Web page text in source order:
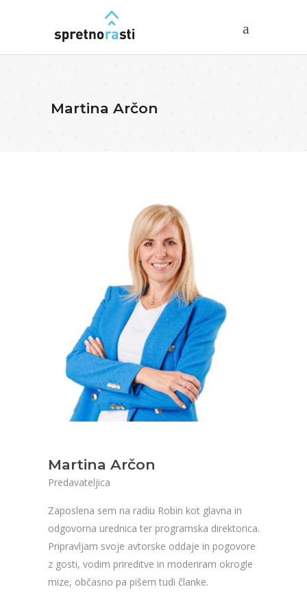
Martina Arčon
Martina Arčon
Predavateljica
Zaposlena sem na radiu Robin kot glavna in
odgovorna urednica ter programska direktorica.
Pripravljam svoje avtorske oddaje in pogovore
z gosti, vodim prireditve in moderiram okrogle
mize, občasno pa pišem tudi članke.